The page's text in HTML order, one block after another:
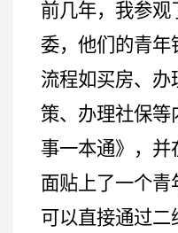
前几年，我参观
委，他们的青
流程如买房、
策、办理社保
事一本通》，
面贴上了一个
可以直接通过